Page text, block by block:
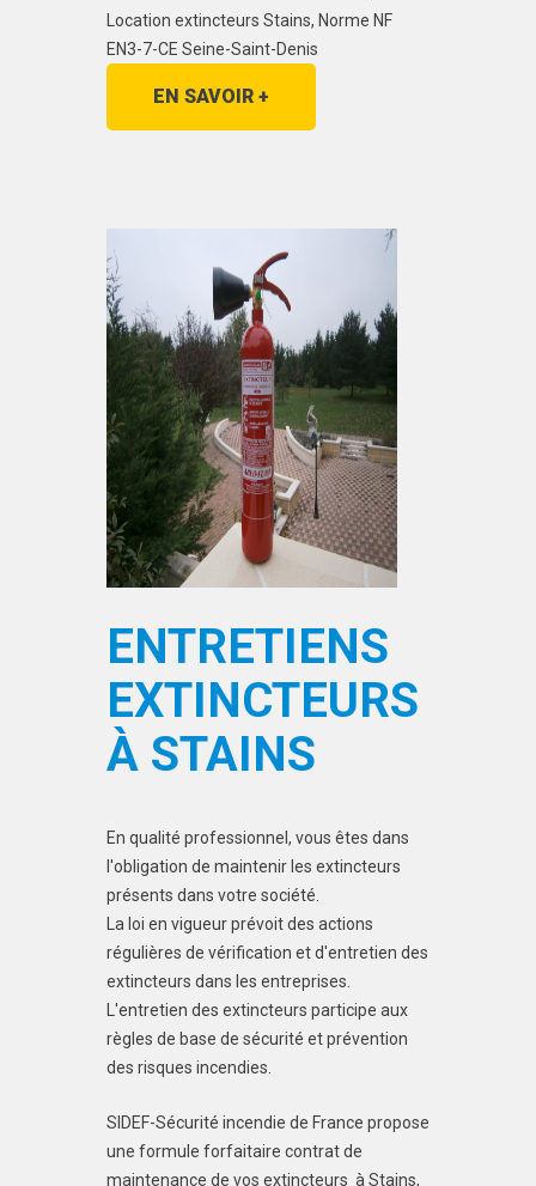
Location extincteurs Stains, Norme NF
EN3-7-CE Seine-Saint-Denis
EN SAVOIR +
ENTRETIENS
EXTINCTEURS
À STAINS
En qualité professionnel, vous êtes dans
l'obligation de maintenir les extincteurs
présents dans votre société.
La loi en vigueur prévoit des actions
régulières de vérification et d'entretien des
extincteurs dans les entreprises.
L'entretien des extincteurs participe aux
règles de base de sécurité et prévention
des risques incendies.
SIDEF-Sécurité incendie de France propose
une formule forfaitaire contrat de
maintenance de vos extincteurs à Stains,